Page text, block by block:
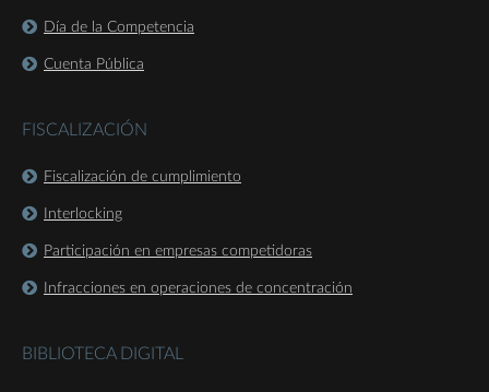
Día de la Competencia
Cuenta Pública
FISCALIZACIÓN
Fiscalización de cumplimiento
Interlocking
Participación en empresas competidoras
Infracciones en operaciones de concentración
BIBLIOTECA DIGITAL